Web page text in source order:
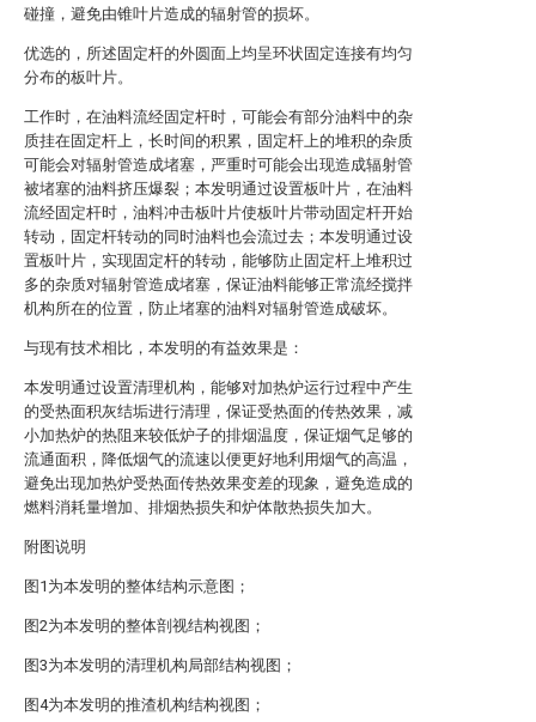
碰撞，避免由锥叶片造成的辐射管的损坏。
优选的，所述固定杆的外圆面上均呈环状固定连接有均匀
分布的板叶片。
工作时，在油料流经固定杆时，可能会有部分油料中的杂
质挂在固定杆上，长时间的积累，固定杆上的堆积的杂质
可能会对辐射管造成堵塞，严重时可能会出现造成辐射管
被堵塞的油料挤压爆裂；本发明通过设置板叶片，在油料
流经固定杆时，油料冲击板叶片使板叶片带动固定杆开始
转动，固定杆转动的同时油料也会流过去；本发明通过设
置板叶片，实现固定杆的转动，能够防止固定杆上堆积过
多的杂质对辐射管造成堵塞，保证油料能够正常流经搅拌
机构所在的位置，防止堵塞的油料对辐射管造成破坏。
与现有技术相比，本发明的有益效果是：
本发明通过设置清理机构，能够对加热炉运行过程中产生
的受热面积灰结垢进行清理，保证受热面的传热效果，减
小加热炉的热阻来较低炉子的排烟温度，保证烟气足够的
流通面积，降低烟气的流速以便更好地利用烟气的高温，
避免出现加热炉受热面传热效果变差的现象，避免造成的
燃料消耗量增加、排烟热损失和炉体散热损失加大。
附图说明
图1为本发明的整体结构示意图；
图2为本发明的整体剖视结构视图；
图3为本发明的清理机构局部结构视图；
图4为本发明的推渣机构结构视图；